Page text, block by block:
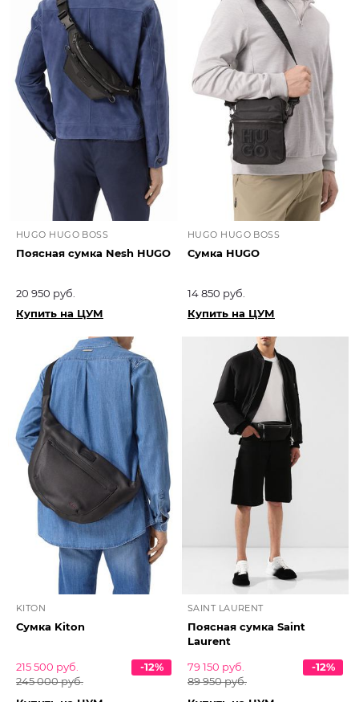
HUGO HUGO BOSS
Поясная сумка Nesh HUGO
20 950 руб.
Купить на ЦУМ
HUGO HUGO BOSS
Сумка HUGO
14 850 руб.
Купить на ЦУМ
KITON
Сумка Kiton
215 500 руб.
245 000 руб.
-12%
SAINT LAURENT
Поясная сумка Saint
Laurent
79 150 руб.
89 950 руб.
-12%